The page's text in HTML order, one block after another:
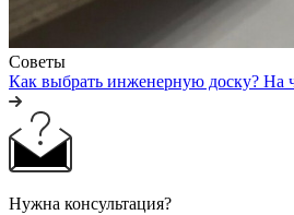
Советы
Как выбрать инженерную доску? На
Нужна консультация?